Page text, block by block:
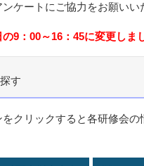
ケートにご協力をお願いい
9：00～16：45に変更しま
す
クリックすると各研修会の